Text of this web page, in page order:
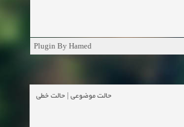
Plugin By Hamed
حالت موضوعی حالت خطی